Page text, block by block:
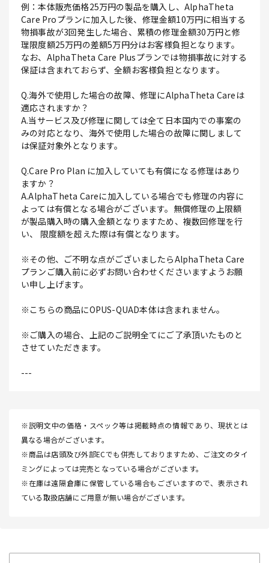
例：本体販売価格25万円の製品を購入し、AlphaTheta
Care Proプランに加入した後、修理金額10万円に相当する
物損事故が3回発生した場合、累積の修理金額30万円と修
理限度額25万円の差額5万円分はお客様負担となります。
なお、AlphaTheta Care Plusプランでは物損事故に対する
保証は含まれておらず、全額お客様負担となります。
Q.海外で使用した場合の故障、修理にAlphaTheta Careは
適応されますか？
A.当サービス及び修理に関しては全て日本国内での事案の
みの対応となり、海外で使用した場合の故障に関しまして
は保証対象外となります。
Q.Care Pro Plan に加入していても有償になる修理はあり
ますか？
A.AlphaTheta Careに加入している場合でも修理の内容に
よっては有償となる場合がございます。無償修理の上限額
が製品購入時の購入金額となりますため、複数回修理を行
い、 限度額を超えた際は有償となります。
※その他、ご不明な点がございましたらAlphaTheta Care
プランご購入前に必ずお問い合わせくださいますようお願
い申し上げます。
※こちらの商品にOPUS-QUAD本体は含まれません。
※ご購入の場合、上記のご説明全てにご了承頂いたものと
させていただきます。
---
※説明文中の価格・スペック等は掲載時点の情報であり、現状とは
異なる場合がございます。
※商品は店頭及び外部ECでも併売しておりますため、ご注文のタイ
ミングによっては完売となっている場合がございます。
※在庫は遠隔倉庫に保管している場合もございますので、表示され
ている取扱店舗にご用意が無い場合がございます。